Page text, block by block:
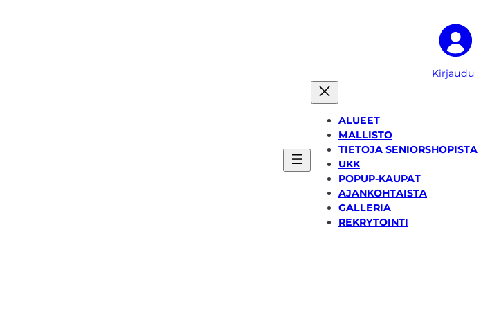
Kirjaudu
ALUEET
MALLISTO
TIETOJA SENIORSHOPISTA
UKK
POPUP-KAUPAT
AJANKOHTAISTA
GALLERIA
REKRYTOINTI